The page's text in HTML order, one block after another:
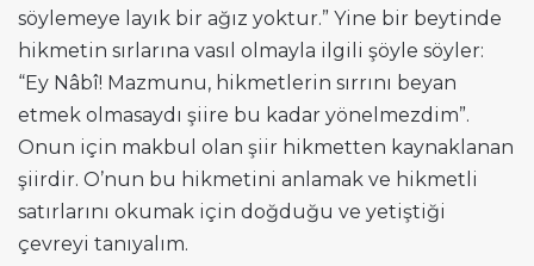
söylemeye layık bir ağız yoktur.” Yine bir beytinde
hikmetin sırlarına vasıl olmayla ilgili şöyle söyler:
“Ey Nâbî! Mazmunu, hikmetlerin sırrını beyan
etmek olmasaydı şiire bu kadar yönelmezdim”.
Onun için makbul olan şiir hikmetten kaynaklanan
şiirdir. O’nun bu hikmetini anlamak ve hikmetli
satırlarını okumak için doğduğu ve yetiştiği
çevreyi tanıyalım.